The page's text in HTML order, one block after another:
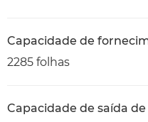
Capacidade de
2285 folhas
Capacidade de saída